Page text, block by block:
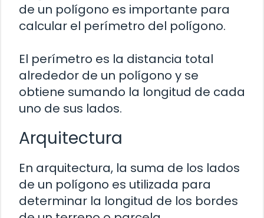
de un polígono es importante para
calcular el perímetro del polígono.
El perímetro es la distancia total
alrededor de un polígono y se
obtiene sumando la longitud de cada
uno de sus lados.
Arquitectura
En arquitectura, la suma de los lados
de un polígono es utilizada para
determinar la longitud de los bordes